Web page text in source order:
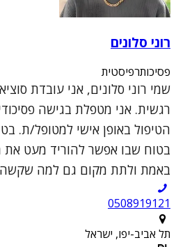
רוני סלונים
פסיכותרפיסטית
שמי רוני סלונים, אני עובדת
רגשית. אני מטפלת בגישה
הטיפול באופן אישי למטופל/ת.
בטוח שבו אפשר להוריד מעט את
באמת ולתת מקום גם למה שקשה
0508919121
תל אביב-יפו, ישראל